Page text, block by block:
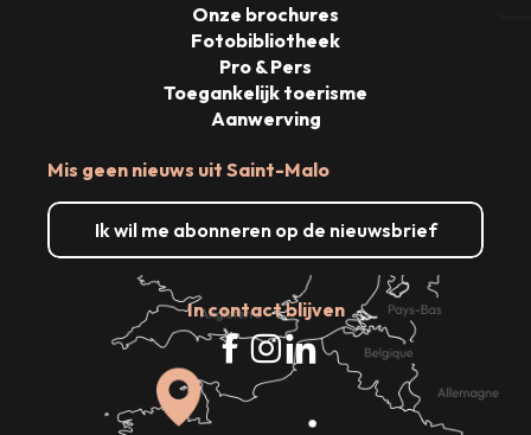
Mis geen nieuws uit Saint-Malo
Ik wil me abonneren op de nieuwsbrief
In contact blijven
Onze brochures
Fotobibliotheek
Pro & Pers
Toegankelijk toerisme
Aanwerving